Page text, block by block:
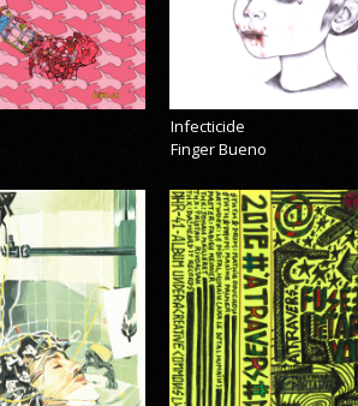
Infecticide
Finger Bueno